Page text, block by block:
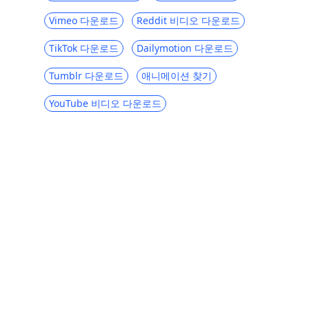
E- 러닝을위한 Udemy와 같은 최고의 사이트
[2023]
SolarMovie와 같은 최고의 사이트에서 영화
Hulu vs Amazon Prime : 모든 항목을 포함
하는 비교 [2023]
Vimeo 다운로드 Reddit 비디오 다운로드
TikTok 다운로드 Dailymotion 다운로드
Tumblr 다운로드 애니메이션 찾기
YouTube 비디오 다운로드